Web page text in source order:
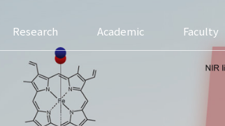
Research Academic Faculty